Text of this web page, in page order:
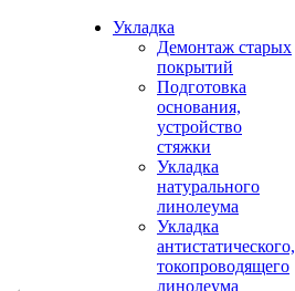
Укладка
Демонтаж старых
покрытий
Подготовка
основания,
устройство
стяжки
Укладка
натурального
линолеума
Укладка
антистатического,
токопроводящего
линолеума